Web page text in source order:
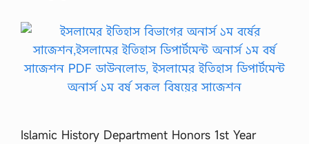
Islamic History Department Honors 1st Year